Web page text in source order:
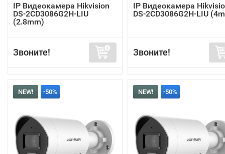
IP Видеокамера Hikvision
DS-2CD3086G2H-LIU
(2.8mm)
Звоните!
IP Видеокамера
DS-2CD3086G2H-LIU
Звоните!
NEW! -50% NEW! -50%